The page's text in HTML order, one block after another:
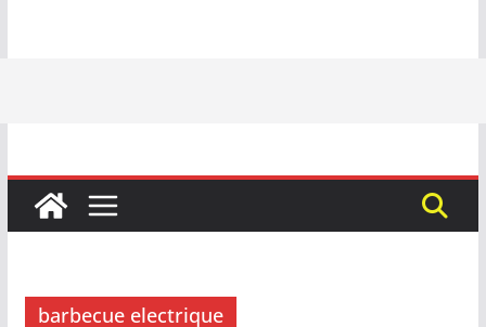
barbecue electrique